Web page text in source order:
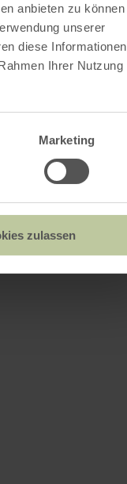
anbieten zu können
unserer
diese Informationen
Ihrer Nutzung
Marketing
zulassen